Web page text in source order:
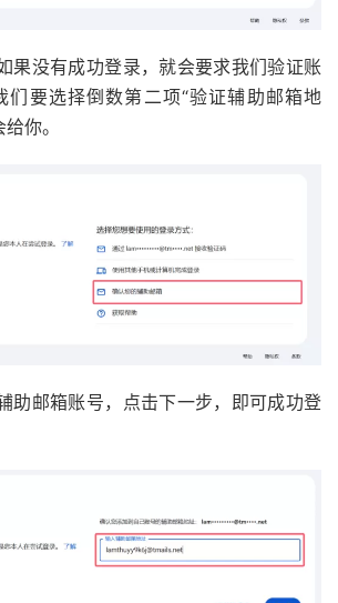
果没有成功登录，就会要求我们验证账
们要选择倒数第二项“验证辅助邮箱地
你。
助邮箱账号，点击下一步，即可成功登